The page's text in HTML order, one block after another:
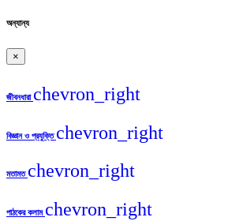
অন্যান্য
×
জীবনধারা chevron_right
বিজ্ঞান ও প্রযুক্তি chevron_right
মতামত chevron_right
পাঠকের কলাম chevron_right